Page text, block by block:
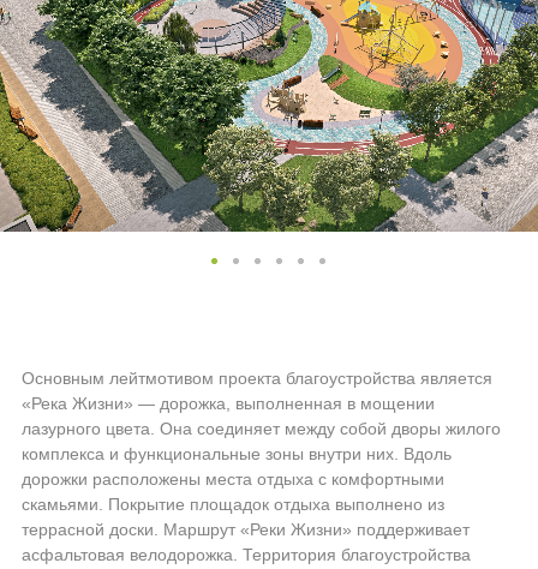
Основным лейтмотивом проекта благоустройства является
«Река Жизни» — дорожка, выполненная в мощении
лазурного цвета. Она соединяет между собой дворы жилого
комплекса и функциональные зоны внутри них. Вдоль
дорожки расположены места отдыха с комфортными
скамьями. Покрытие площадок отдыха выполнено из
террасной доски. Маршрут «Реки Жизни» поддерживает
асфальтовая велодорожка. Территория благоустройства